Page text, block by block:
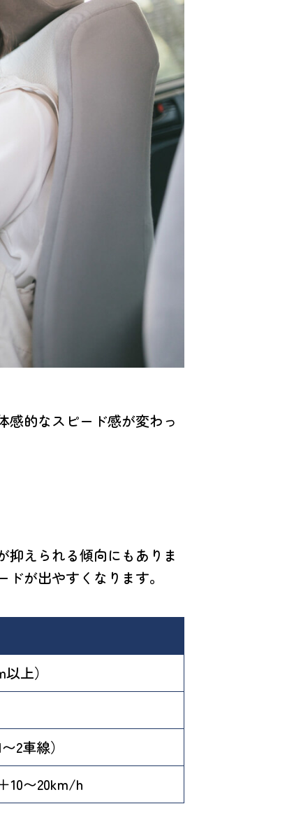
感的なスピード感が変わっ
抑えられる傾向にもありま
が出やすくなります。
上）
2車線）
10〜20km/h